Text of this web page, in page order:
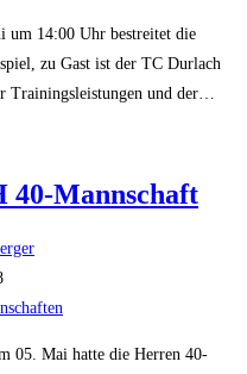
um 14:00 Uhr bestreitet die
zu Gast ist der TC Durlach
Trainingsleistungen und der…
40-Mannschaft
05. Mai hatte die Herren 40-